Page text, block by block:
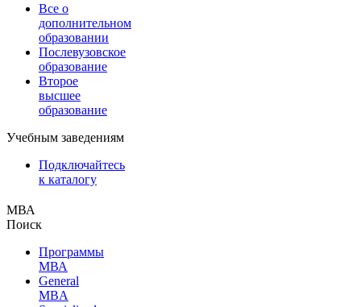
Все о
дополнительном
образовании
Послевузовское
образование
Второе
высшее
образование
Учебным заведениям
Подключайтесь
к каталогу
МВА
Поиск
Программы
МВА
General
MBA